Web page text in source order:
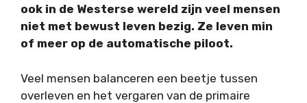
ook in de Westerse wereld zijn veel mensen
niet met bewust leven bezig. Ze leven min
of meer op de automatische piloot.
Veel mensen balanceren een beetje tussen
overleven en het vergaren van de primaire